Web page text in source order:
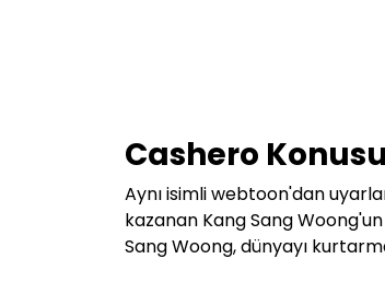
Cashero
Aynı isimli webtoon'dan
kazanan Kang Sang
Sang Woong, dünyayı